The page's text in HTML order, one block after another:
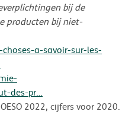
bij de
producten bij niet-
a-savoir-sur-les-
des-pr…
2022, cijfers voor 2020.